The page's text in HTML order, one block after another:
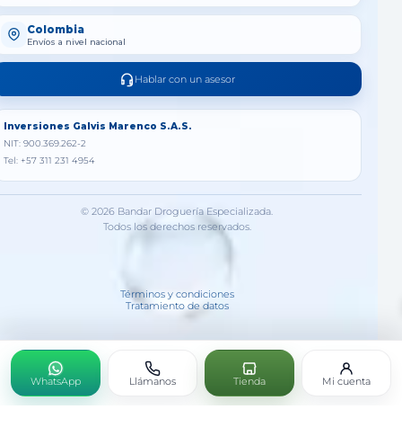
Colombia
Envíos a nivel nacional
Hablar con un asesor
Inversiones Galvis Marenco S.A.S.
NIT: 900.369.262-2
Tel: +57 311 231 4954
© 2026 Bandar Droguería Especializada.
Todos los derechos reservados.
Términos y condiciones
Tratamiento de datos
WhatsApp Llámanos Tienda Mi cuenta